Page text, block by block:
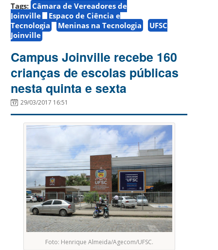
Tags: Câmara de Vereadores de
Joinville
Espaço de Ciência e
Tecnologia
Meninas na Tecnologia
UFSC
Joinville
Campus Joinville recebe 160
crianças de escolas públicas
nesta quinta e sexta
29/03/2017 16:51
Foto: Henrique Almeida/Agecom/UFSC.